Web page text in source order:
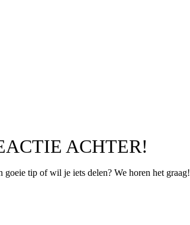
ACHTER!
tip of wil je iets delen? We horen het graag!